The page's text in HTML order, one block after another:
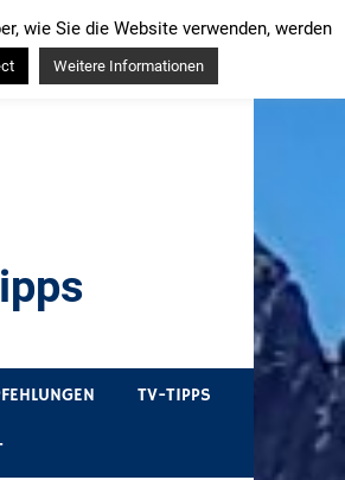
TV-TIPPS
wie Sie die Website verwenden, werden
Weitere Informationen